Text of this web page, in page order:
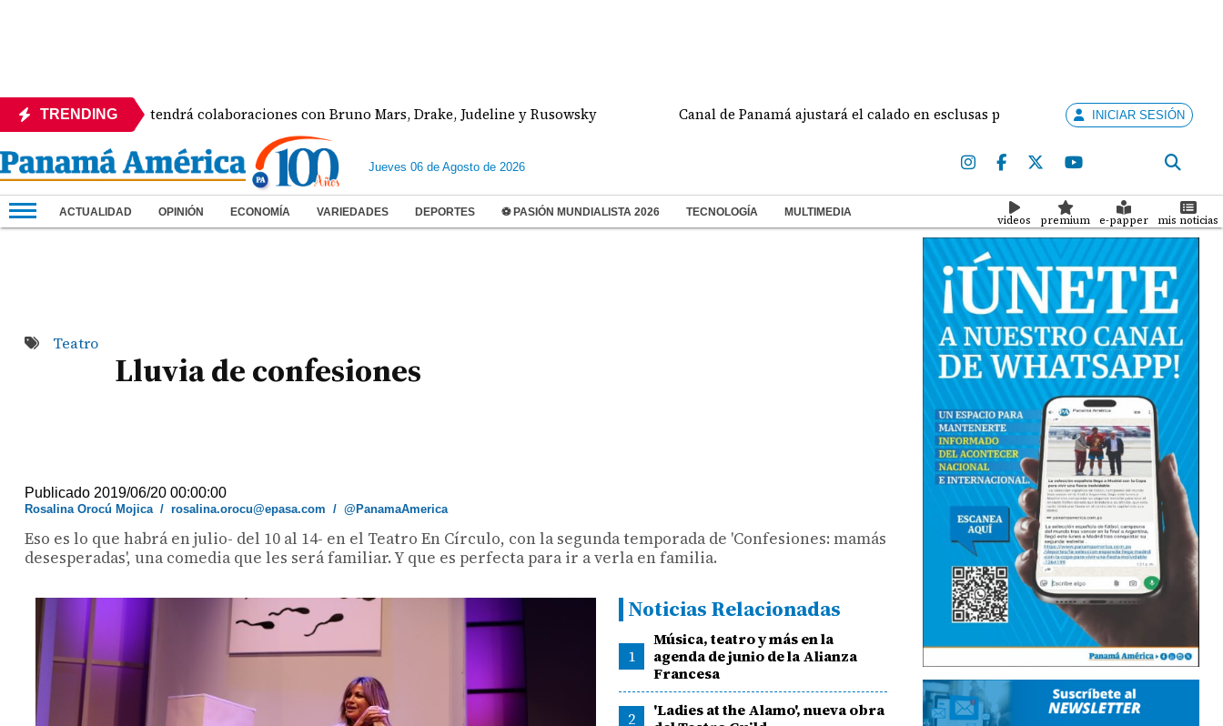
TRENDING
de Karol G tendrá colaboraciones con Bruno Mars, Drake, Judeline y Rusowsky Canal de Panamá ajustará el calado en esclusas para barcos grandes sin recortar tránsitos
INICIAR SESIÓN
Jueves 06 de Agosto de 2026
ACTUALIDAD OPINIÓN ECONOMÍA VARIEDADES DEPORTES ⚽ PASIÓN MUNDIALISTA 2026 TECNOLOGÍA MULTIMEDIA
videos premium e-papper mis noticias
Teatro
Lluvia de confesiones
Publicado 2019/06/20 00:00:00
Rosalina Orocú Mojica/rosalina.orocu@epasa.com /@PanamaAmerica
Eso es lo que habrá en julio- del 10 al 14- en el Teatro En Círculo, con la segunda temporada de 'Confesiones: mamás
desesperadas', una comedia que les será familiar. Y que es perfecta para ir a verla en familia.
Noticias Relacionadas
1
Música, teatro y más en la
agenda de junio de la Alianza
Francesa
2
'Ladies at the Alamo', nueva obra